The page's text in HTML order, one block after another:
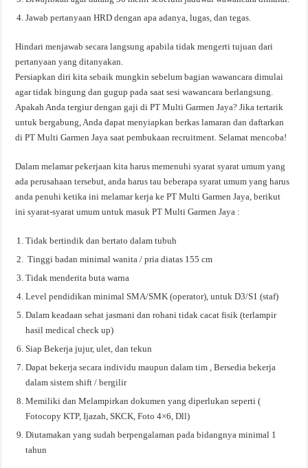
Jawab pertanyaan HRD dengan apa adanya, lugas, dan tegas.
Hindari menjawab secara langsung apabila tidak mengerti tujuan dari
pertanyaan yang ditanyakan.
Persiapkan diri kita sebaik mungkin sebelum bagian wawancara dimulai
agar tidak bingung dan gugup pada saat sesi wawancara berlangsung.
Apakah Anda tergiur dengan gaji di PT Multi Garmen Jaya? Jika tertarik
untuk bergabung, Anda dapat menyiapkan berkas lamaran dan daftarkan
di PT Multi Garmen Jaya saat pembukaan recruitment. Selamat mencoba!
Dalam melamar pekerjaan kita harus memenuhi syarat syarat umum yang
ada perusahaan tersebut, anda harus tau beberapa syarat umum yang harus
anda penuhi ketika ini melamar kerja ke PT Multi Garmen Jaya, berikut
ini syarat-syarat umum untuk masuk PT Multi Garmen Jaya :
Tidak bertindik dan bertato dalam tubuh
Tinggi badan minimal wanita / pria diatas 155 cm
Tidak menderita buta warna
Level pendidikan minimal SMA/SMK (operator), untuk D3/S1 (staf)
Dalam keadaan sehat jasmani dan rohani tidak cacat fisik (terlampir
hasil medical check up)
Siap Bekerja jujur, ulet, dan tekun
Dapat bekerja secara individu maupun dalam tim , Bersedia bekerja
dalam sistem shift / bergilir
Memiliki dan Melampirkan dokumen yang diperlukan seperti (
Fotocopy KTP, Ijazah, SKCK, Foto 4×6, Dll)
Diutamakan yang sudah berpengalaman pada bidangnya minimal 1
tahun